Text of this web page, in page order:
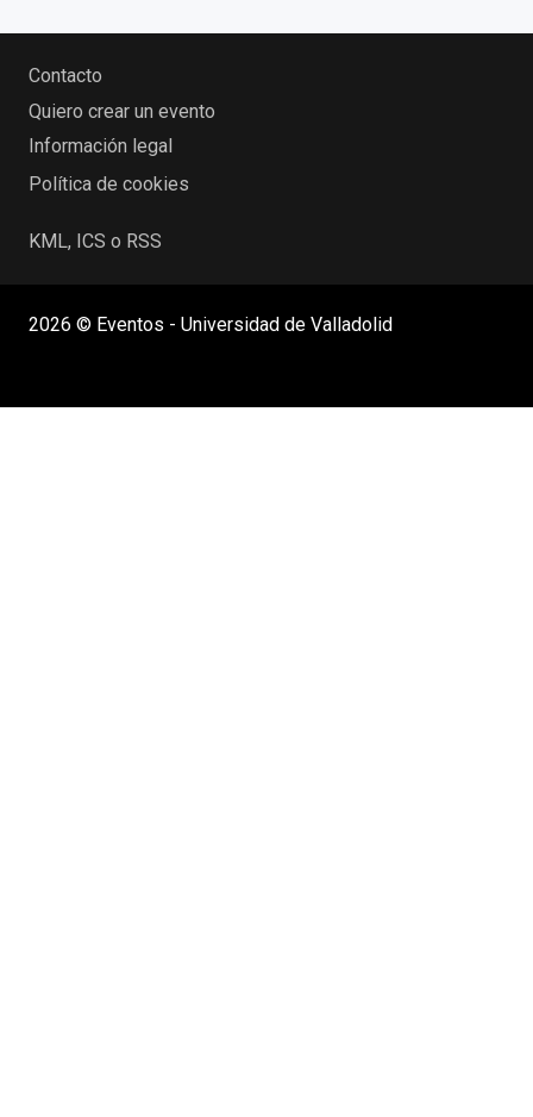
Contacto
Quiero crear un evento
Información legal
Política de cookies
KML, ICS o RSS
2026 © Eventos - Universidad de Valladolid